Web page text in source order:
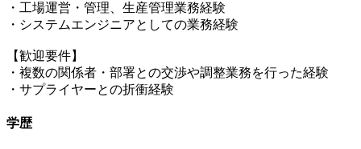
・工場運営・管理、生産管理業務経験
・システムエンジニアとしての業務経験
【歓迎要件】
・複数の関係者・部署との交渉や調整業務を行った経験
・サプライヤーとの折衝経験
学歴